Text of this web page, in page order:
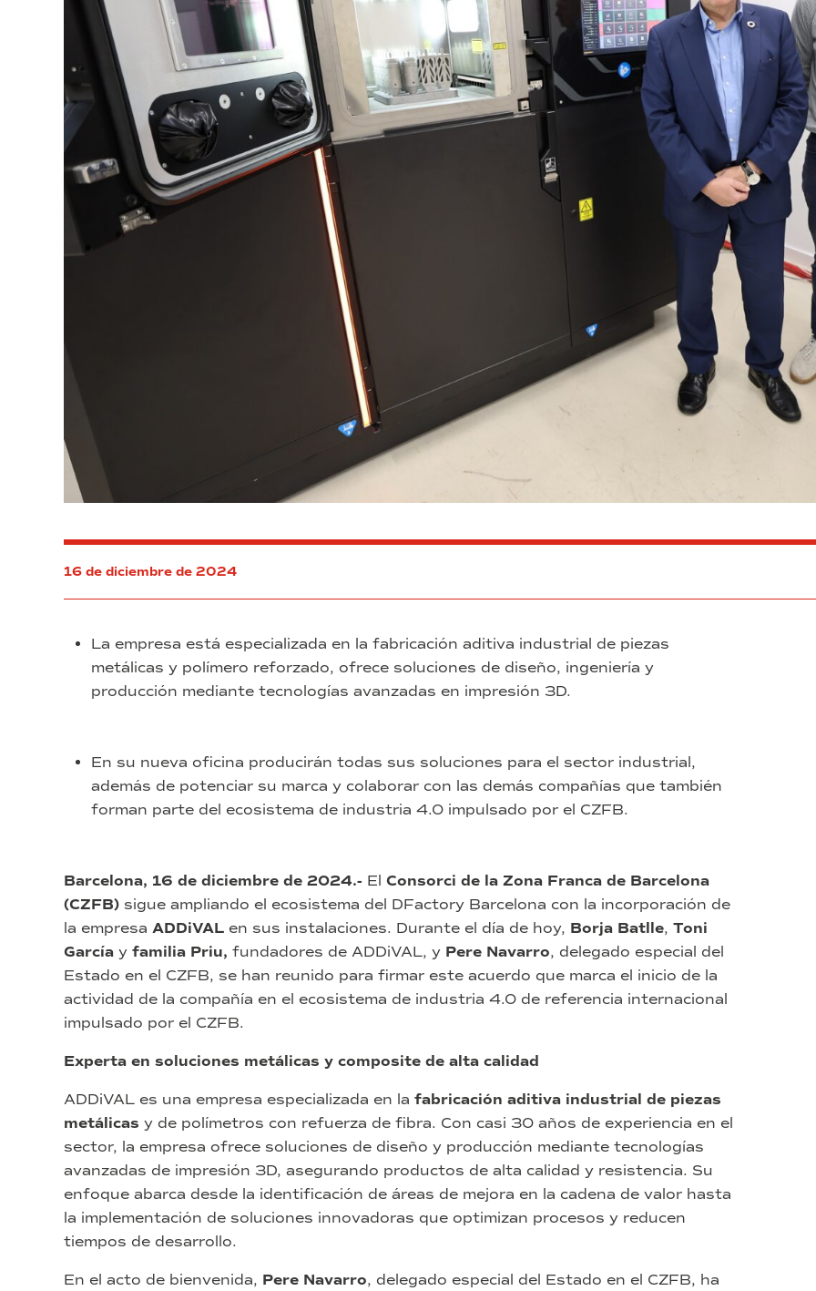
16 de diciembre de 2024
La empresa está especializada en la fabricación aditiva industrial de piezas
metálicas y polímero reforzado, ofrece soluciones de diseño, ingeniería y
producción mediante tecnologías avanzadas en impresión 3D.
En su nueva oficina producirán todas sus soluciones para el sector industrial,
además de potenciar su marca y colaborar con las demás compañías que también
forman parte del ecosistema de industria 4.0 impulsado por el CZFB.
Barcelona, 16 de diciembre de 2024.- El Consorci de la Zona Franca de Barcelona
(CZFB) sigue ampliando el ecosistema del DFactory Barcelona con la incorporación de
la empresa ADDiVAL en sus instalaciones. Durante el día de hoy, Borja Batlle, Toni
García y familia Priu, fundadores de ADDiVAL, y Pere Navarro, delegado especial del
Estado en el CZFB, se han reunido para firmar este acuerdo que marca el inicio de la
actividad de la compañía en el ecosistema de industria 4.0 de referencia internacional
impulsado por el CZFB.
Experta en soluciones metálicas y composite de alta calidad
ADDiVAL es una empresa especializada en la fabricación aditiva industrial de piezas
metálicas y de polímetros con refuerza de fibra. Con casi 30 años de experiencia en el
sector, la empresa ofrece soluciones de diseño y producción mediante tecnologías
avanzadas de impresión 3D, asegurando productos de alta calidad y resistencia. Su
enfoque abarca desde la identificación de áreas de mejora en la cadena de valor hasta
la implementación de soluciones innovadoras que optimizan procesos y reducen
tiempos de desarrollo.
En el acto de bienvenida, Pere Navarro, delegado especial del Estado en el CZFB, ha